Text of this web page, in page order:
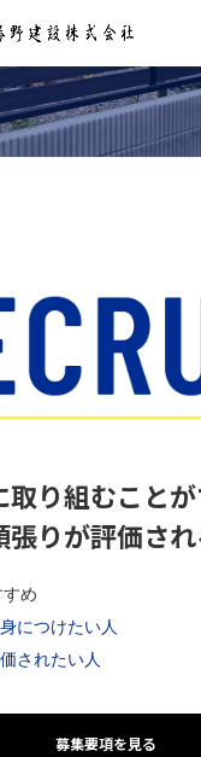
り組むことが
張りが評価さ
め
につけたい人
されたい人
募集要項を見る